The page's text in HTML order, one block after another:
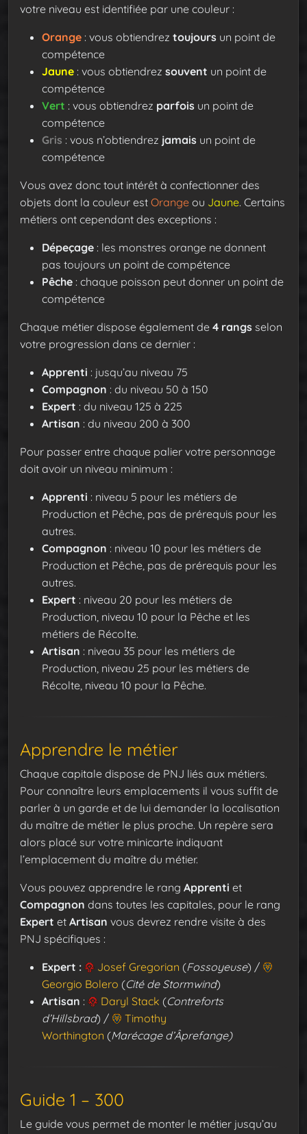
votre niveau est identifiée par une couleur :
Orange : vous obtiendrez toujours un point de
compétence
Jaune : vous obtiendrez souvent un point de
compétence
Vert : vous obtiendrez parfois un point de
compétence
Gris : vous n’obtiendrez jamais un point de
compétence
Vous avez donc tout intérêt à confectionner des
objets dont la couleur est Orange ou Jaune. Certains
métiers ont cependant des exceptions :
Dépeçage : les monstres orange ne donnent
pas toujours un point de compétence
Pêche : chaque poisson peut donner un point de
compétence
Chaque métier dispose également de 4 rangs selon
votre progression dans ce dernier :
Apprenti : jusqu’au niveau 75
Compagnon : du niveau 50 à 150
Expert : du niveau 125 à 225
Artisan : du niveau 200 à 300
Pour passer entre chaque palier votre personnage
doit avoir un niveau minimum :
Apprenti : niveau 5 pour les métiers de
Production et Pêche, pas de prérequis pour les
autres.
Compagnon : niveau 10 pour les métiers de
Production et Pêche, pas de prérequis pour les
autres.
Expert : niveau 20 pour les métiers de
Production, niveau 10 pour la Pêche et les
métiers de Récolte.
Artisan : niveau 35 pour les métiers de
Production, niveau 25 pour les métiers de
Récolte, niveau 10 pour la Pêche.
Apprendre le métier
Chaque capitale dispose de PNJ liés aux métiers.
Pour connaître leurs emplacements il vous suffit de
parler à un garde et de lui demander la localisation
du maître de métier le plus proche. Un repère sera
alors placé sur votre minicarte indiquant
l’emplacement du maître du métier.
Vous pouvez apprendre le rang Apprenti et
Compagnon dans toutes les capitales, pour le rang
Expert et Artisan vous devrez rendre visite à des
PNJ spécifiques :
Expert : Josef Gregorian (Fossoyeuse) /
Georgio Bolero (Cité de Stormwind)
Artisan : Daryl Stack (Contreforts
d’Hillsbrad) /
Timothy
Worthington (Marécage d’Âprefange)
Guide 1 – 300
Le guide vous permet de monter le métier jusqu’au